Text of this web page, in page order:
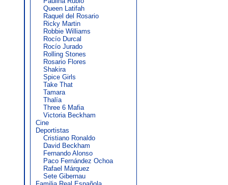
Queen Latifah
Raquel del Rosario
Ricky Martin
Robbie Williams
Rocío Durcal
Rocío Jurado
Rolling Stones
Rosario Flores
Shakira
Spice Girls
Take That
Tamara
Thalía
Three 6 Mafia
Victoria Beckham
Cine
Deportistas
Cristiano Ronaldo
David Beckham
Fernando Alonso
Paco Fernández Ochoa
Rafael Márquez
Sete Gibernau